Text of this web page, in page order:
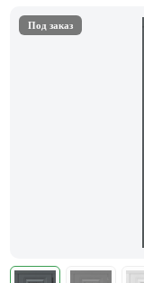
Под заказ